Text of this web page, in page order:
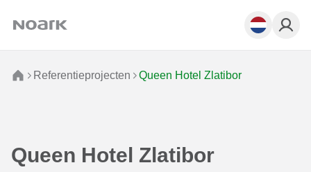
Referentieprojecten Queen Hotel Zlatibor
Queen Hotel Zlatibor